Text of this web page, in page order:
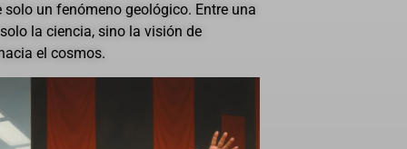
un fenómeno geológico. Entre una
la ciencia, sino la visión de
el cosmos.